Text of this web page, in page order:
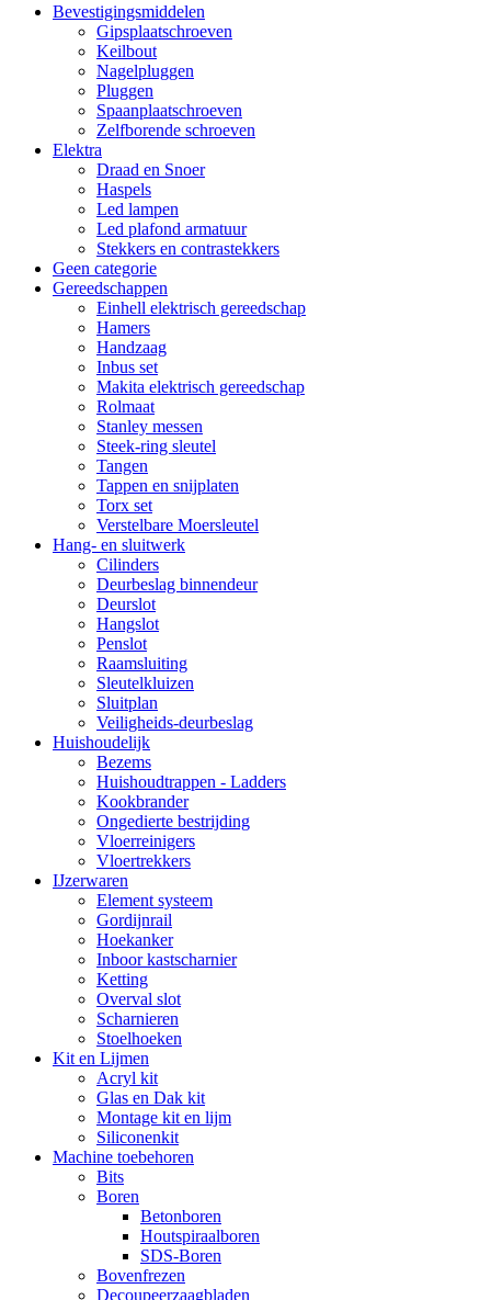
Bevestigingsmiddelen
Gipsplaatschroeven
Keilbout
Nagelpluggen
Pluggen
Spaanplaatschroeven
Zelfborende schroeven
Elektra
Draad en Snoer
Haspels
Led lampen
Led plafond armatuur
Stekkers en contrastekkers
Geen categorie
Gereedschappen
Einhell elektrisch gereedschap
Hamers
Handzaag
Inbus set
Makita elektrisch gereedschap
Rolmaat
Stanley messen
Steek-ring sleutel
Tangen
Tappen en snijplaten
Torx set
Verstelbare Moersleutel
Hang- en sluitwerk
Cilinders
Deurbeslag binnendeur
Deurslot
Hangslot
Penslot
Raamsluiting
Sleutelkluizen
Sluitplan
Veiligheids-deurbeslag
Huishoudelijk
Bezems
Huishoudtrappen - Ladders
Kookbrander
Ongedierte bestrijding
Vloerreinigers
Vloertrekkers
IJzerwaren
Element systeem
Gordijnrail
Hoekanker
Inboor kastscharnier
Ketting
Overval slot
Scharnieren
Stoelhoeken
Kit en Lijmen
Acryl kit
Glas en Dak kit
Montage kit en lijm
Siliconenkit
Machine toebehoren
Bits
Boren
Betonboren
Houtspiraalboren
SDS-Boren
Bovenfrezen
Decoupeerzaagbladen